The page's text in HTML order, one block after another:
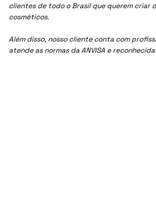
clientes de todo o Brasil que querem criar
cosméticos.
Além disso, nosso cliente conta com
atende as normas da ANVISA e